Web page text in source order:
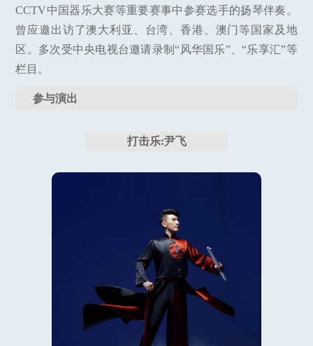
CCTV中国器乐大赛等重要赛事中参赛选手的扬琴伴奏。
曾应邀出访了澳大利亚、台湾、香港、澳门等国家及地
区。多次受中央电视台邀请录制“风华国乐”、“乐享汇”等
栏目。
参与演出
打击乐:尹飞